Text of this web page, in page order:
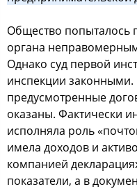
Общество попыталось
органа
Однако суд первой
инспекции законными.
предусмотренные
оказаны. Фактически
исполняла роль
имела доходов и
компанией
показатели, а в